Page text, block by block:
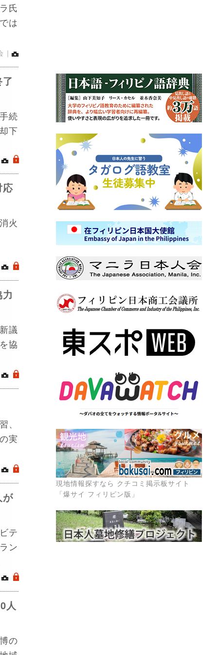
氏
は
｜
続
下
.
火
.
議
協
.
、
実
.
テ
ン
.
人
の
現地情報探すなら クチコミ掲示板サイト
「爆サイ フィリピン版」